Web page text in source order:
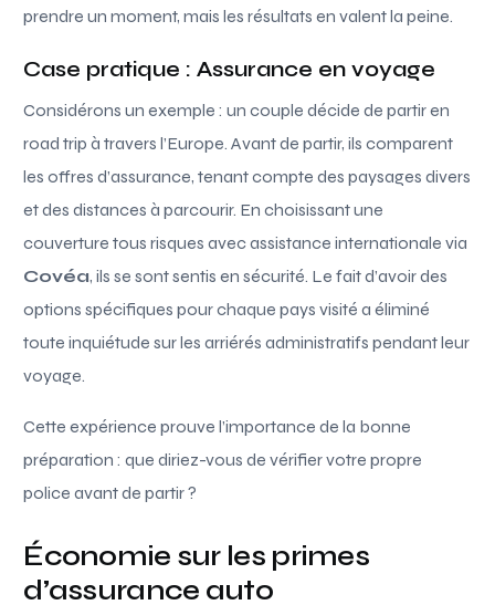
prendre un moment, mais les résultats en valent la peine.
Case pratique : Assurance en voyage
Considérons un exemple : un couple décide de partir en
road trip à travers l’Europe. Avant de partir, ils comparent
les offres d’assurance, tenant compte des paysages divers
et des distances à parcourir. En choisissant une
couverture tous risques avec assistance internationale via
Covéa, ils se sont sentis en sécurité. Le fait d’avoir des
options spécifiques pour chaque pays visité a éliminé
toute inquiétude sur les arriérés administratifs pendant leur
voyage.
Cette expérience prouve l’importance de la bonne
préparation : que diriez-vous de vérifier votre propre
police avant de partir ?
Économie sur les primes
d’assurance auto